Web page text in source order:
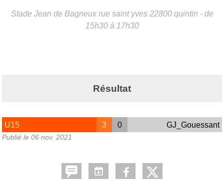
Stade Jean de Bagneux rue saint yves 22800 quintin - de
15h30 à 17h30
Résultat
U15 3 0 GJ_Gouessant
Publié le 06 nov. 2021